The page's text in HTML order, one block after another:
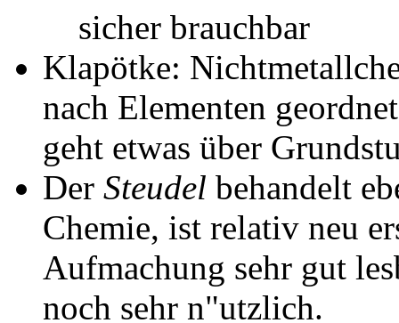
sicher brauchbar
Klapötke:
nach Elementen
geht etwas über
Der Steudel behandelt
Chemie, ist relativ neu
Aufmachung sehr gut
noch sehr n"utzlich.